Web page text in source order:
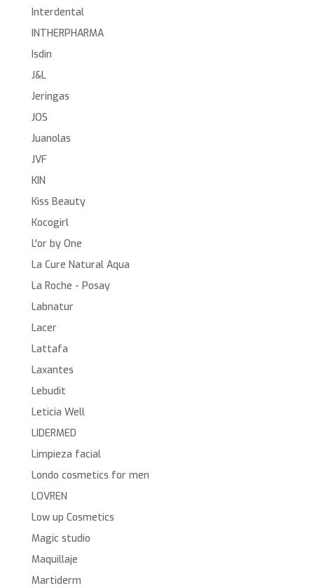
Interdental
INTHERPHARMA
Isdin
J&L
Jeringas
JOS
Juanolas
JVF
KIN
Kiss Beauty
Kocogirl
L'or by One
La Cure Natural Aqua
La Roche - Posay
Labnatur
Lacer
Lattafa
Laxantes
Lebudit
Leticia Well
LIDERMED
Limpieza facial
Londo cosmetics for men
LOVREN
Low up Cosmetics
Magic studio
Maquillaje
Martiderm